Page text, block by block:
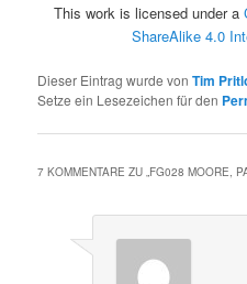
This work is licensed under a
ShareAlike 4.0
Dieser Eintrag wurde vonTim
Setze ein Lesezeichen für den
7 KOMMENTARE ZU „FG028 MOORE,